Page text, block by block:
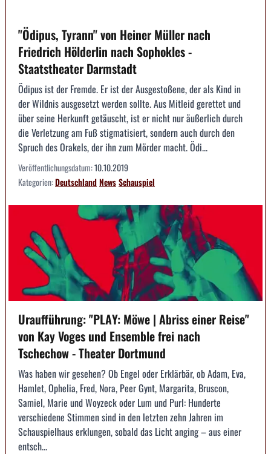
"Ödipus, Tyrann" von Heiner Müller nach
Friedrich Hölderlin nach Sophokles -
Staatstheater Darmstadt
Ödipus ist der Fremde. Er ist der Ausgestoßene, der als Kind in
der Wildnis ausgesetzt werden sollte. Aus Mitleid gerettet und
über seine Herkunft getäuscht, ist er nicht nur äußerlich durch
die Verletzung am Fuß stigmatisiert, sondern auch durch den
Spruch des Orakels, der ihn zum Mörder macht. Ödi...
Veröffentlichungsdatum:10.10.2019
Kategorien:DeutschlandNewsSchauspiel
Uraufführung: "PLAY: Möwe | Abriss einer Reise"
von Kay Voges und Ensemble frei nach
Tschechow - Theater Dortmund
Was haben wir gesehen? Ob Engel oder Erklärbär, ob Adam, Eva,
Hamlet, Ophelia, Fred, Nora, Peer Gynt, Margarita, Bruscon,
Samiel, Marie und Woyzeck oder Lum und Purl: Hunderte
verschiedene Stimmen sind in den letzten zehn Jahren im
Schauspielhaus erklungen, sobald das Licht anging – aus einer
entsch...